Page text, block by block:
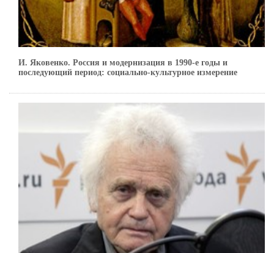
И. Яковенко. Россия и модернизация в 1990-е годы и
последующий период: социально-культурное измерение